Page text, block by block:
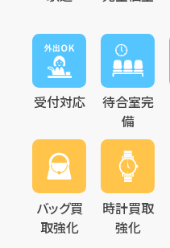
受付対応
待合室完
備
バッグ買
取強化
時計買取
強化